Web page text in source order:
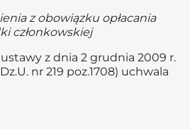
z obowiązku opłacania
członkowskiej
z dnia 2 grudnia 2009 r.
nr 219 poz.1708) uchwala